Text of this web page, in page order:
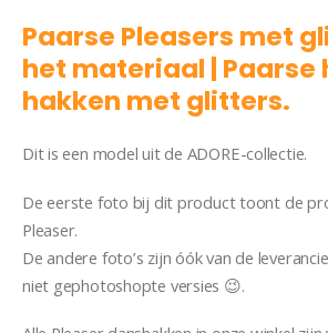
Paarse Pleasers met
het materiaal | Paarse
hakken met glitters.
Dit is een model uit de ADORE-collectie.
De eerste foto bij dit product toont de
Pleaser.
De andere foto’s zijn óók van de
niet gephotoshopte versies 😉.